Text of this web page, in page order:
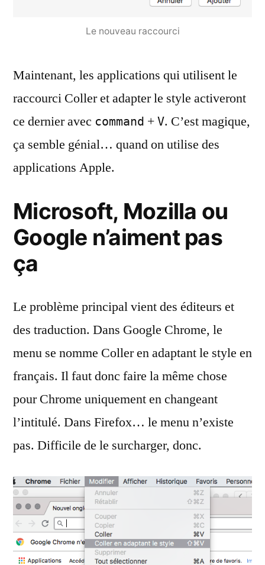
Le nouveau raccourci
Maintenant, les applications qui utilisent le
raccourci Coller et adapter le style activeront
ce dernier avec command + V. C’est magique,
ça semble génial… quand on utilise des
applications Apple.
Microsoft, Mozilla ou
Google n’aiment pas
ça
Le problème principal vient des éditeurs et
des traduction. Dans Google Chrome, le
menu se nomme Coller en adaptant le style en
français. Il faut donc faire la même chose
pour Chrome uniquement en changeant
l’intitulé. Dans Firefox… le menu n’existe
pas. Difficile de le surcharger, donc.